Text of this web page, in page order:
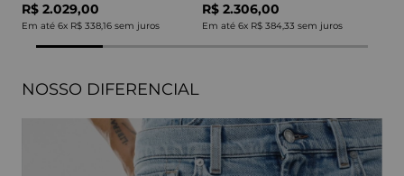
R$ 2.029,00
Em até 6x R$ 338,16 sem juros
R$ 2.306,00
Em até 6x R$ 384,33 sem juros
NOSSO DIFERENCIAL